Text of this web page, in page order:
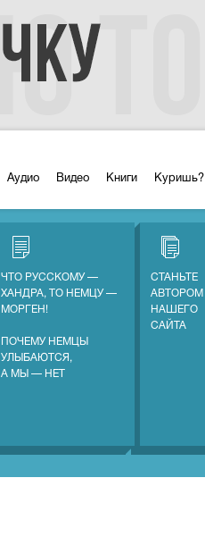
Аудио Видео Книги Куришь?
ЧТО РУССКОМУ —
ХАНДРА, ТО НЕМЦУ —
МОРГЕН!
ПОЧЕМУ НЕМЦЫ
УЛЫБАЮТСЯ,
А МЫ — НЕТ
СТАНЬТЕ
АВТОРОМ
НАШЕГО
САЙТА